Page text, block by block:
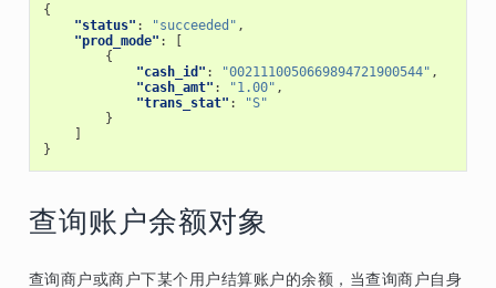
{
"status" : "succeeded" ,
"prod_mode" :
[
{
"cash_id" : "0021110050669894721900544" ,
"cash_amt" : "1.00" ,
"trans_stat" :
"S"
}
]
}
查询账户余额对象
查询商户或商户下某个用户结算账户的余额，当查询商户自身